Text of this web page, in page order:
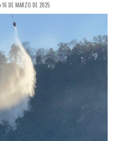
16 DE MARZO DE 2025